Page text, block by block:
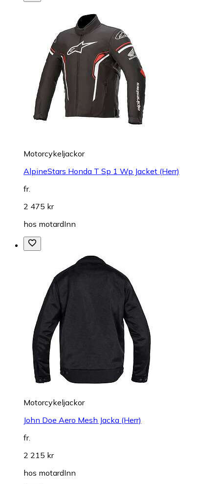
Motorcykeljackor
AlpineStars Honda T Sp 1 Wp Jacket (Herr)
fr.
2 475 kr
hos motardInn
Motorcykeljackor
John Doe Aero Mesh Jacka (Herr)
fr.
2 215 kr
hos motardInn